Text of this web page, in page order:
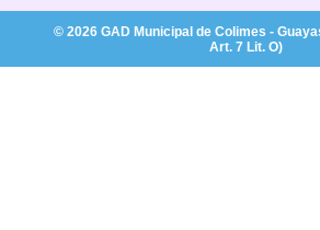
© 2026 GAD Municipal de Colimes -
Art. 7 Lit. O)